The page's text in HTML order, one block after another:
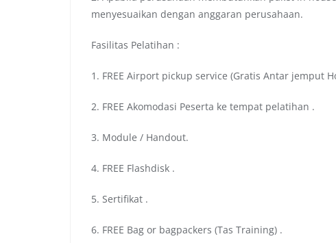
menyesuaikan dengan anggaran perusahaan.
Fasilitas Pelatihan :
1. FREE Airport pickup service (Gratis Antar jemput
2. FREE Akomodasi Peserta ke tempat pelatihan .
3. Module / Handout.
4. FREE Flashdisk .
5. Sertifikat .
6. FREE Bag or bagpackers (Tas Training) .